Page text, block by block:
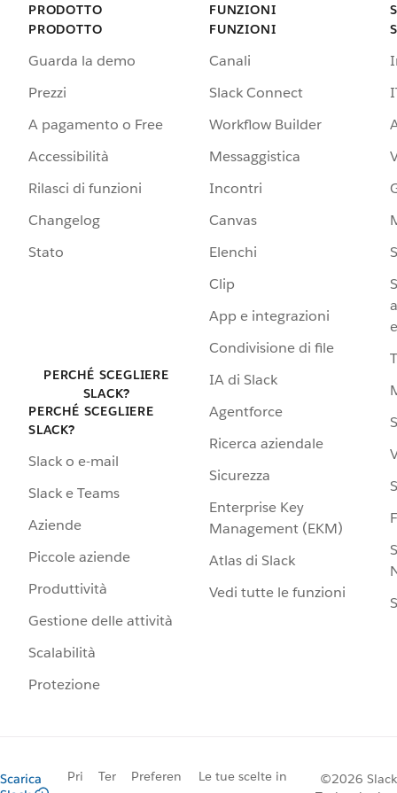
PRODOTTO
PRODOTTO
Guarda la demo
Prezzi
A pagamento o Free
Accessibilità
Rilasci di funzioni
Changelog
Stato
PERCHÉ SCEGLIERE
SLACK?
PERCHÉ SCEGLIERE
SLACK?
Slack o e-mail
Slack e Teams
Aziende
Piccole aziende
Produttività
Gestione delle attività
Scalabilità
Protezione
FUNZIONI
FUNZIONI
Canali
Slack Connect
Workflow Builder
Messaggistica
Incontri
Canvas
Elenchi
Clip
App e integrazioni
Condivisione di file
IA di Slack
Agentforce
Ricerca aziendale
Sicurezza
Enterprise Key
Management (EKM)
Atlas di Slack
Vedi tutte le funzioni
Scarica
Pri
Ter
Preferen
Le tue scelte in
©2026 Slack